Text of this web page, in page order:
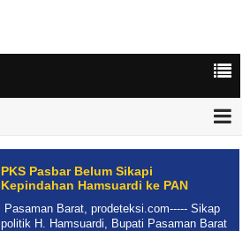
PKS Pasbar Belum Sikapi
Kepindahan Hamsuardi ke PAN
Pasaman Barat, prodeteksi.com----- Sikap
politik H. Hamsuardi, Bupati Pasaman Barat